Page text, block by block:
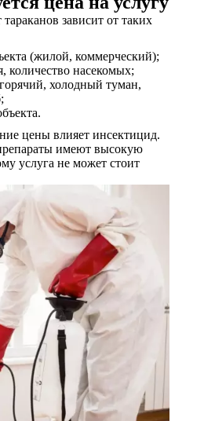
зависит от таких
(жилой, коммерческий);
количество насекомых;
холодный туман,
цены влияет инсектицид.
имеют высокую
услуга не может стоит